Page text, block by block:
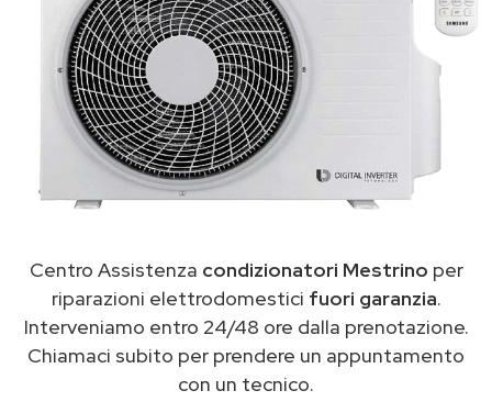
Centro Assistenza condizionatori Mestrino per
riparazioni elettrodomestici fuori garanzia.
Interveniamo entro 24/48 ore dalla prenotazione.
Chiamaci subito per prendere un appuntamento
con un tecnico.